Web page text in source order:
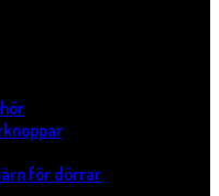
för dörrar